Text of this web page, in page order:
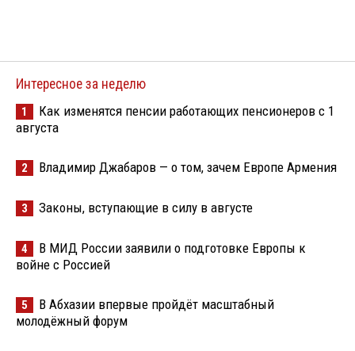
Интересное за неделю
1
Как изменятся пенсии работающих пенсионеров с 1
августа
2 Владимир Джабаров — о том, зачем Европе Армения
3 Законы, вступающие в силу в августе
4
В МИД России заявили о подготовке Европы к
войне с Россией
5
В Абхазии впервые пройдёт масштабный
молодёжный форум